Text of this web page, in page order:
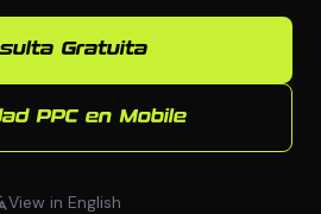
Gratuita
PPC en Mobile
View in English